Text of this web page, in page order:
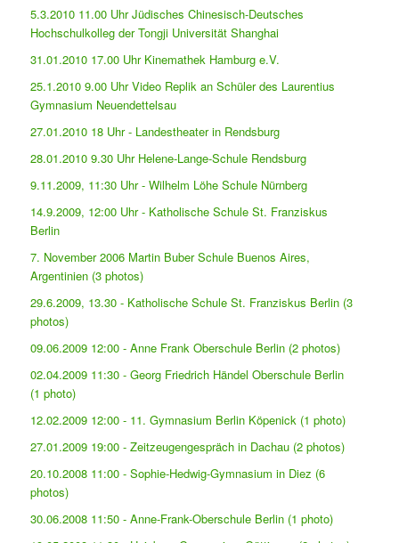
5.3.2010 11.00 Uhr Jüdisches Chinesisch-Deutsches
Hochschulkolleg der Tongji Universität Shanghai
31.01.2010 17.00 Uhr Kinemathek Hamburg e.V.
25.1.2010 9.00 Uhr Video Replik an Schüler des Laurentius
Gymnasium Neuendettelsau
27.01.2010 18 Uhr - Landestheater in Rendsburg
28.01.2010 9.30 Uhr Helene-Lange-Schule Rendsburg
9.11.2009, 11:30 Uhr - Wilhelm Löhe Schule Nürnberg
14.9.2009, 12:00 Uhr - Katholische Schule St. Franziskus
Berlin
7. November 2006 Martin Buber Schule Buenos Aires,
Argentinien (3 photos)
29.6.2009, 13.30 - Katholische Schule St. Franziskus Berlin (3
photos)
09.06.2009 12:00 - Anne Frank Oberschule Berlin (2 photos)
02.04.2009 11:30 - Georg Friedrich Händel Oberschule Berlin
(1 photo)
12.02.2009 12:00 - 11. Gymnasium Berlin Köpenick (1 photo)
27.01.2009 19:00 - Zeitzeugengespräch in Dachau (2 photos)
20.10.2008 11:00 - Sophie-Hedwig-Gymnasium in Diez (6
photos)
30.06.2008 11:50 - Anne-Frank-Oberschule Berlin (1 photo)